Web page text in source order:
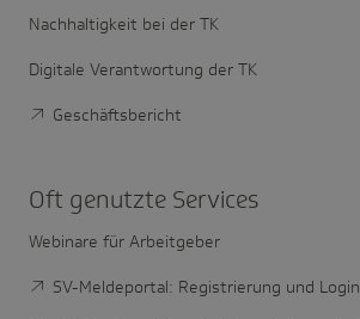
Nachhaltigkeit bei der TK
Digitale Verantwortung der TK
Geschäftsbericht
Oft genutzte Services
Webinare für Arbeitgeber
SV-Meldeportal: Registrierung und Login